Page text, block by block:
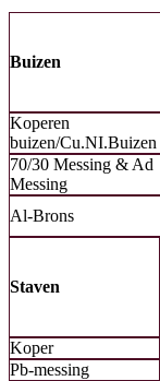
Buizen
Koperen
buizen/Cu.NI.Buizen
70/30 Messing & Ad
Messing
Al-Brons
Staven
Koper
Pb-messing